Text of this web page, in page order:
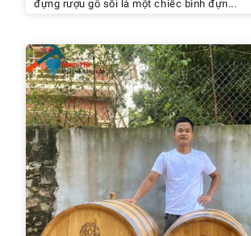
đựng rượu gỗ sồi là một chiếc bình đựn...